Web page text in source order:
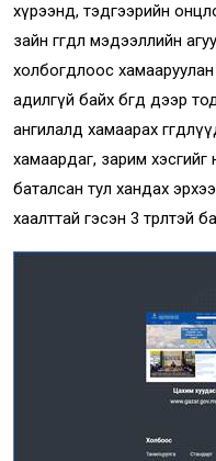
хүрээнд, тэдгээрийн
зайн өгөгдөл мэдээллийн
холбогдлоос хамааруулан
адилгүй байх бөгөөд дээр
ангилалд хамаарах
хамаардаг, зарим хэсгийг
баталсан тул хандах
хаалттай гэсэн 3 төрөлтэй